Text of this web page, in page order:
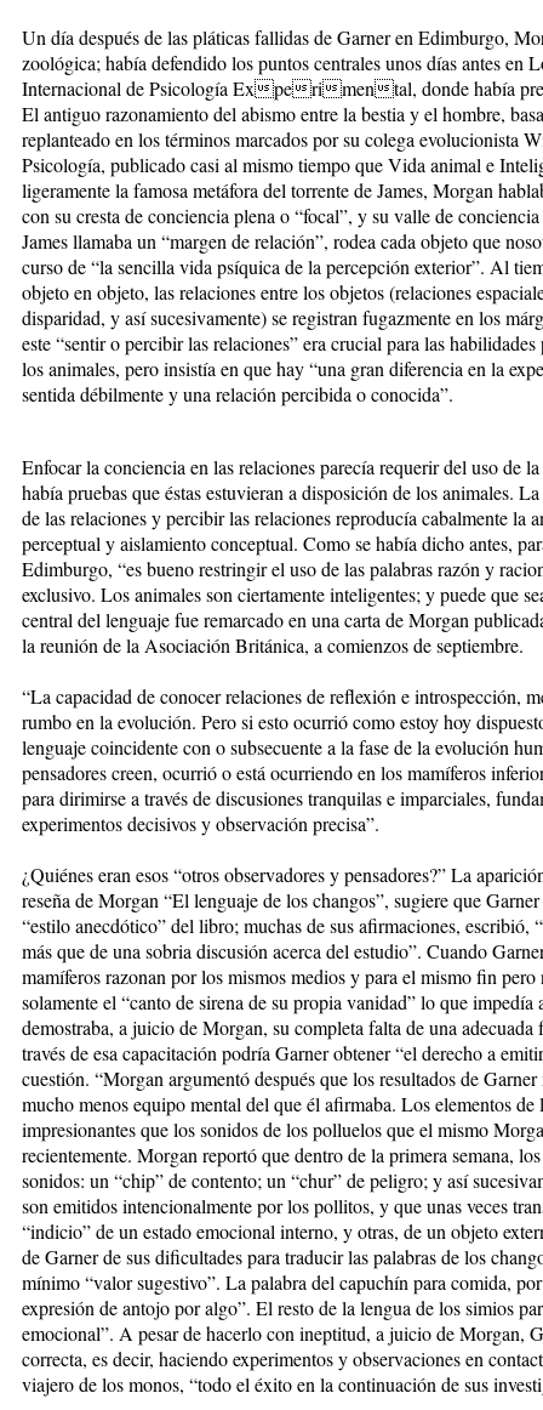
Un día después de las pláticas fallidas de Garner en Edimburgo,
zoológica; había defendido los puntos centrales unos días antes en
Internacional de Psicología Experimental, donde había
El antiguo razonamiento del abismo entre la bestia y el hombre,
replanteado en los términos marcados por su colega evolucionista
Psicología, publicado casi al mismo tiempo que Vida animal e
ligeramente la famosa metáfora del torrente de James, Morgan
con su cresta de conciencia plena o “focal”, y su valle de
James llamaba un “margen de relación”, rodea cada objeto que
curso de “la sencilla vida psíquica de la percepción exterior”. Al
objeto en objeto, las relaciones entre los objetos (relaciones
disparidad, y así sucesivamente) se registran fugazmente en los
este “sentir o percibir las relaciones” era crucial para las
los animales, pero insistía en que hay “una gran diferencia en la
sentida débilmente y una relación percibida o conocida”.
Enfocar la conciencia en las relaciones parecía requerir del uso de
había pruebas que éstas estuvieran a disposición de los animales.
de las relaciones y percibir las relaciones reproducía cabalmente la
perceptual y aislamiento conceptual. Como se había dicho antes,
Edimburgo, “es bueno restringir el uso de las palabras razón y
exclusivo. Los animales son ciertamente inteligentes; y puede que
central del lenguaje fue remarcado en una carta de Morgan
la reunión de la Asociación Británica, a comienzos de septiembre.
“La capacidad de conocer relaciones de reflexión e introspección,
rumbo en la evolución. Pero si esto ocurrió como estoy hoy
lenguaje coincidente con o subsecuente a la fase de la evolución
pensadores creen, ocurrió o está ocurriendo en los mamíferos
para dirimirse a través de discusiones tranquilas e imparciales,
experimentos decisivos y observación precisa”.
¿Quiénes eran esos “otros observadores y pensadores?” La
reseña de Morgan “El lenguaje de los changos”, sugiere que
“estilo anecdótico” del libro; muchas de sus afirmaciones, escribió,
más que de una sobria discusión acerca del estudio”. Cuando
mamíferos razonan por los mismos medios y para el mismo fin
solamente el “canto de sirena de su propia vanidad” lo que
demostraba, a juicio de Morgan, su completa falta de una
través de esa capacitación podría Garner obtener “el derecho a
cuestión. “Morgan argumentó después que los resultados de
mucho menos equipo mental del que él afirmaba. Los elementos
impresionantes que los sonidos de los polluelos que el mismo
recientemente. Morgan reportó que dentro de la primera semana,
sonidos: un “chip” de contento; un “chur” de peligro; y así
son emitidos intencionalmente por los pollitos, y que unas veces
“indicio” de un estado emocional interno, y otras, de un objeto
de Garner de sus dificultades para traducir las palabras de los
mínimo “valor sugestivo”. La palabra del capuchín para comida,
expresión de antojo por algo”. El resto de la lengua de los simios
emocional”. A pesar de hacerlo con ineptitud, a juicio de Morgan,
correcta, es decir, haciendo experimentos y observaciones en
viajero de los monos, “todo el éxito en la continuación de sus